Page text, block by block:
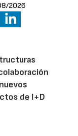
2026
de I+D